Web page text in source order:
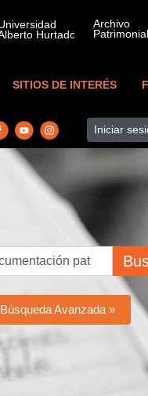
SITIOS DE INTERÉS
Iniciar
Búsqueda Avanzada »